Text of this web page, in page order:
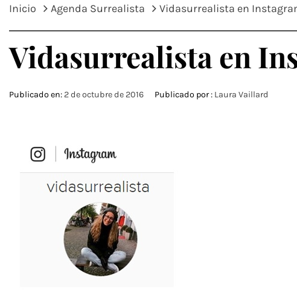
Inicio Agenda Surrealista Vidasurrealista en
Vidasurrealista en
Publicado en: 2 de octubre de 2016 Publicado por : Laura Vaillard